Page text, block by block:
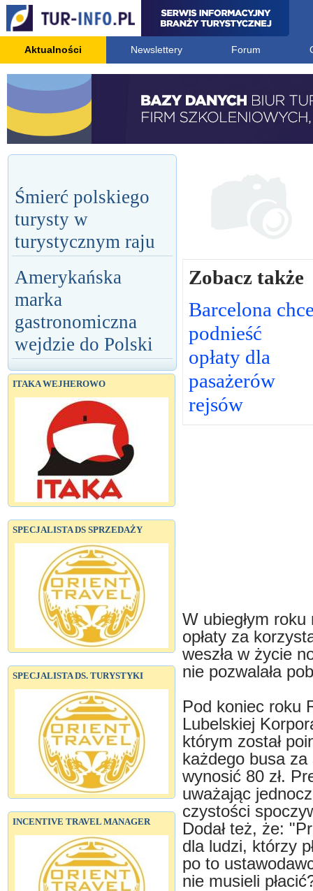
Aktualności Newslettery Forum
Śmierć polskiego
turysty w
turystycznym raju
Amerykańska
marka
gastronomiczna
wejdzie do Polski
ITAKA WEJHEROWO
SPECJALISTA DS SPRZEDAŻY
SPECJALISTA DS. TURYSTYKI
INCENTIVE TRAVEL MANAGER
Zobacz także
Barcelona
podnieść
opłaty dla
pasażerów
rejsów
W ubiegłym
opłaty za
weszła w życie
nie pozwalała
Pod koniec roku
Lubelskiej
którym został
każdego busa
wynosić 80 zł.
uważając
czystości
Dodał też, że:
dla ludzi, którzy
po to
nie musieli